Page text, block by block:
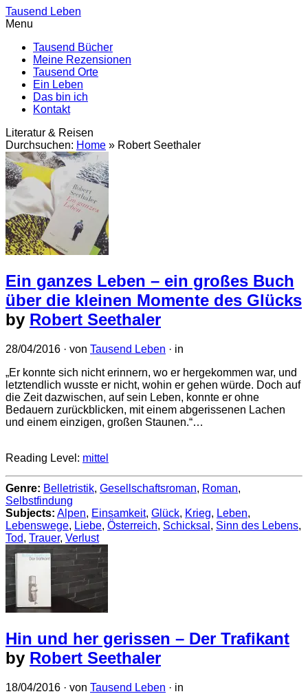
Tausend Leben
Menu
Tausend Bücher
Meine Rezensionen
Tausend Orte
Ein Leben
Das bin ich
Kontakt
Literatur & Reisen
Durchsuchen: Home » Robert Seethaler
Ein ganzes Leben – ein großes Buch
über die kleinen Momente des Glücks
by Robert Seethaler
28/04/2016 · von Tausend Leben · in
„Er konnte sich nicht erinnern, wo er hergekommen war, und
letztendlich wusste er nicht, wohin er gehen würde. Doch auf
die Zeit dazwischen, auf sein Leben, konnte er ohne
Bedauern zurückblicken, mit einem abgerissenen Lachen
und einem einzigen, großen Staunen.“…
Reading Level: mittel
Genre: Belletristik, Gesellschaftsroman, Roman,
Selbstfindung
Subjects: Alpen, Einsamkeit, Glück, Krieg, Leben,
Lebenswege, Liebe, Österreich, Schicksal , Sinn des Lebens,
Tod, Trauer, Verlust
Hin und her gerissen – Der Trafikant
by Robert Seethaler
18/04/2016 · von Tausend Leben · in